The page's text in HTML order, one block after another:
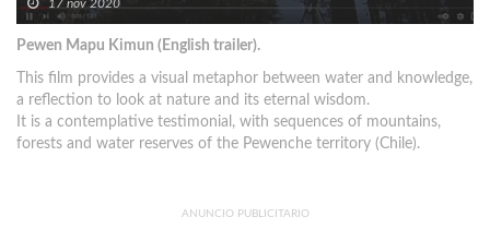
17 nov 2020
Pewen Mapu Kimun (English trailer).
This film provides a visual metaphor between water and knowledge,
a reflection to look at nature and its eternal wisdom.
It is a contemplative testimonial, with sequences of mountains,
forests and water reserves of the Pewenche territory (Chile).
ANUNCIO PUBLICITARIO